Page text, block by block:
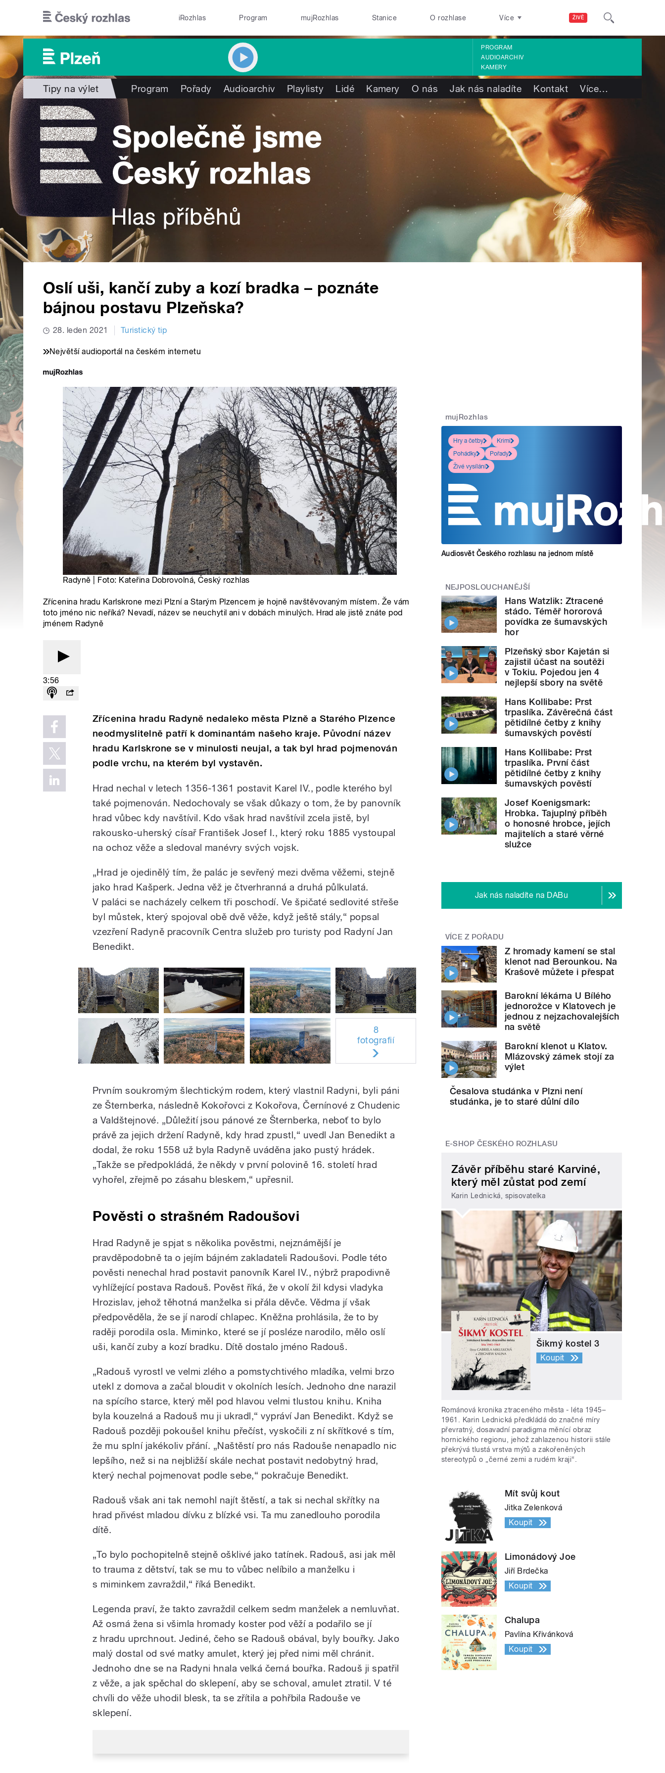
ŽIVĚ
iRozhlas Program mujRozhlas Stanice O rozhlase Více
PROGRAM
AUDIOARCHIV
KAMERY
Tipy na výlet Program Pořady Audioarchiv Playlisty Lidé Kamery O nás Jak nás naladíte Kontakt Více…
Oslí uši, kančí zuby a kozí bradka – poznáte
bájnou postavu Plzeňska?
28. leden 2021 Turistický tip
Největší audioportál na českém internetu
Radyně | Foto: Kateřina Dobrovolná, Český rozhlas
Zřícenina hradu Karlskrone mezi Plzní a Starým Plzencem je hojně navštěvovaným místem. Že vám
toto jméno nic neříká? Nevadí, název se neuchytil ani v dobách minulých. Hrad ale jistě znáte pod
jménem Radyně
3:56
Zřícenina hradu Radyně nedaleko města Plzně a Starého Plzence
neodmyslitelně patří k dominantám našeho kraje. Původní název
hradu Karlskrone se v minulosti neujal, a tak byl hrad pojmenován
podle vrchu, na kterém byl vystavěn.
Hrad nechal v letech 1356-1361 postavit Karel IV., podle kterého byl
také pojmenován. Nedochovaly se však důkazy o tom, že by panovník
hrad vůbec kdy navštívil. Kdo však hrad navštívil zcela jistě, byl
rakousko-uherský císař František Josef I., který roku 1885 vystoupal
na ochoz věže a sledoval manévry svých vojsk.
„Hrad je ojedinělý tím, že palác je sevřený mezi dvěma věžemi, stejně
jako hrad Kašperk. Jedna věž je čtverhranná a druhá půlkulatá.
V paláci se nacházely celkem tři poschodí. Ve špičaté sedlovité střeše
byl můstek, který spojoval obě dvě věže, když ještě stály,“ popsal
vzezření Radyně pracovník Centra služeb pro turisty pod Radyní Jan
Benedikt.
8
fotografií
Prvním soukromým šlechtickým rodem, který vlastnil Radyni, byli páni
ze Šternberka, následně Kokořovci z Kokořova, Černínové z Chudenic
a Valdštejnové. „Důležití jsou pánové ze Šternberka, neboť to bylo
právě za jejich držení Radyně, kdy hrad zpustl,“ uvedl Jan Benedikt a
dodal, že roku 1558 už byla Radyně uváděna jako pustý hrádek.
„Takže se předpokládá, že někdy v první polovině 16. století hrad
vyhořel, zřejmě po zásahu bleskem,“ upřesnil.
Pověsti o strašném Radoušovi
Hrad Radyně je spjat s několika pověstmi, nejznámější je
pravděpodobně ta o jejím bájném zakladateli Radoušovi. Podle této
pověsti nenechal hrad postavit panovník Karel IV., nýbrž prapodivně
vyhlížející postava Radouš. Pověst říká, že v okolí žil kdysi vladyka
Hrozislav, jehož těhotná manželka si přála děvče. Vědma jí však
předpověděla, že se jí narodí chlapec. Kněžna prohlásila, že to by
raději porodila osla. Miminko, které se jí posléze narodilo, mělo oslí
uši, kančí zuby a kozí bradku. Dítě dostalo jméno Radouš.
„Radouš vyrostl ve velmi zlého a pomstychtivého mladíka, velmi brzo
utekl z domova a začal bloudit v okolních lesích. Jednoho dne narazil
na spícího starce, který měl pod hlavou velmi tlustou knihu. Kniha
byla kouzelná a Radouš mu ji ukradl,“ vypráví Jan Benedikt. Když se
Radouš později pokoušel knihu přečíst, vyskočili z ní skřítkové s tím,
že mu splní jakékoliv přání. „Naštěstí pro nás Radouše nenapadlo nic
lepšího, než si na nejbližší skále nechat postavit nedobytný hrad,
který nechal pojmenovat podle sebe,“ pokračuje Benedikt.
Radouš však ani tak nemohl najít štěstí, a tak si nechal skřítky na
hrad přivést mladou dívku z blízké vsi. Ta mu zanedlouho porodila
dítě.
„To bylo pochopitelně stejně ošklivé jako tatínek. Radouš, asi jak měl
to trauma z dětství, tak se mu to vůbec nelíbilo a manželku i
s miminkem zavraždil,“ říká Benedikt.
Legenda praví, že takto zavraždil celkem sedm manželek a nemluvňat.
Až osmá žena si všimla hromady koster pod věží a podařilo se jí
z hradu uprchnout. Jediné, čeho se Radouš obával, byly bouřky. Jako
malý dostal od své matky amulet, který jej před nimi měl chránit.
Jednoho dne se na Radyni hnala velká černá bouřka. Radouš ji spatřil
z věže, a jak spěchal do sklepení, aby se schoval, amulet ztratil. V té
chvíli do věže uhodil blesk, ta se zřítila a pohřbila Radouše ve
sklepení.
mujRozhlas
Hry a četby
Krimi
Pohádky
Pořady
Živé vysílání
Audiosvět Českého rozhlasu na jednom místě
NEJPOSLOUCHANĚJŠÍ
Hans Watzlik: Ztracené
stádo. Téměř hororová
povídka ze šumavských
hor
Plzeňský sbor Kajetán si
zajistil účast na soutěži
v Tokiu. Pojedou jen 4
nejlepší sbory na světě
Hans Kollibabe: Prst
trpaslíka. Závěrečná část
pětidílné četby z knihy
šumavských pověstí
Hans Kollibabe: Prst
trpaslíka. První část
pětidílné četby z knihy
šumavských pověstí
Josef Koenigsmark:
Hrobka. Tajuplný příběh
o honosné hrobce, jejích
majitelích a staré věrné
služce
Jak nás naladíte na DABu
VÍCE Z POŘADU
Z hromady kamení se stal
klenot nad Berounkou. Na
Krašově můžete i přespat
Barokní lékárna U Bílého
jednorožce v Klatovech je
jednou z nejzachovalejších
na světě
Barokní klenot u Klatov.
Mlázovský zámek stojí za
výlet
Česalova studánka v Plzni není
studánka, je to staré důlní dílo
E-SHOP ČESKÉHO ROZHLASU
Závěr příběhu staré Karviné,
který měl zůstat pod zemí
Karin Lednická, spisovatelka
Šikmý kostel 3
Koupit
Románová kronika ztraceného města - léta 1945–
1961. Karin Lednická předkládá do značné míry
převratný, dosavadní paradigma měnící obraz
hornického regionu, jehož zahlazenou historii stále
překrývá tlustá vrstva mýtů a zakořeněných
stereotypů o „černé zemi a rudém kraji“.
Mít svůj kout
Jitka Zelenková
Koupit
Limonádový Joe
Jiří Brdečka
Koupit
Chalupa
Pavlína Křivánková
Koupit